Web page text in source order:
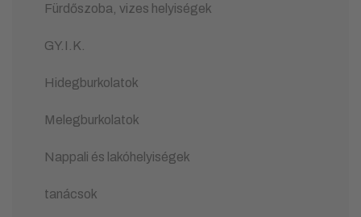
Fürdőszoba, vizes helyiségek
GY.I.K.
Hidegburkolatok
Melegburkolatok
Nappali és lakóhelyiségek
tanácsok